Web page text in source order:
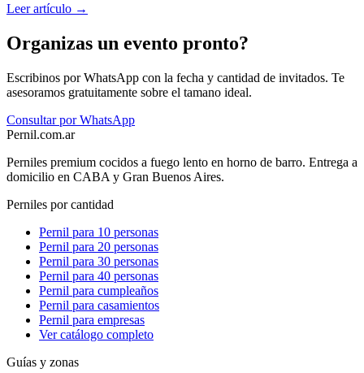
Leer artículo →
Organizas un evento pronto?
Escribinos por WhatsApp con la fecha y cantidad de invitados. Te
asesoramos gratuitamente sobre el tamano ideal.
Consultar por WhatsApp
Pernil.com.ar
Perniles premium cocidos a fuego lento en horno de barro. Entrega a
domicilio en CABA y Gran Buenos Aires.
Perniles por cantidad
Pernil para 10 personas
Pernil para 20 personas
Pernil para 30 personas
Pernil para 40 personas
Pernil para cumpleaños
Pernil para casamientos
Pernil para empresas
Ver catálogo completo
Guías y zonas